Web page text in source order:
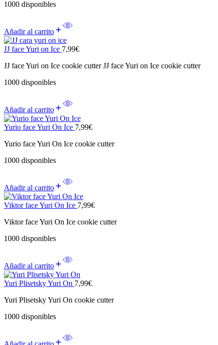
1000 disponibles
Añadir al carrito
JJ face Yuri on Ice 7,99€
JJ face Yuri on Ice cookie cutter JJ face Yuri on Ice cookie cutter
1000 disponibles
Añadir al carrito
Yurio face Yuri On Ice 7,99€
Yurio face Yuri On Ice cookie cutter
1000 disponibles
Añadir al carrito
Viktor face Yuri On Ice 7,99€
Viktor face Yuri On Ice cookie cutter
1000 disponibles
Añadir al carrito
Yuri Plisetsky Yuri On 7,99€
Yuri Plisetsky Yuri On cookie cutter
1000 disponibles